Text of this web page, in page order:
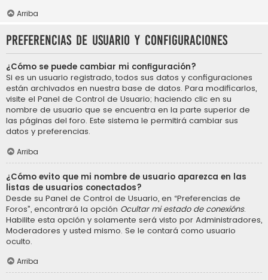
Arriba
Preferencias de usuario y configuraciones
¿Cómo se puede cambiar mi configuración?
Si es un usuario registrado, todos sus datos y configuraciones
están archivados en nuestra base de datos. Para modificarlos,
visite el Panel de Control de Usuario; haciendo clic en su
nombre de usuario que se encuentra en la parte superior de
las páginas del foro. Este sistema le permitirá cambiar sus
datos y preferencias.
Arriba
¿Cómo evito que mi nombre de usuario aparezca en las
listas de usuarios conectados?
Desde su Panel de Control de Usuario, en “Preferencias de
Foros”, encontrará la opción Ocultar mi estado de conexións.
Habilite esta opción y solamente será visto por Administradores,
Moderadores y usted mismo. Se le contará como usuario
oculto.
Arriba